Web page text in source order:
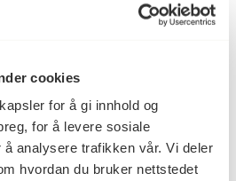
cookies
for å gi innhold og
for å levere sosiale
analysere trafikken vår. Vi deler
hvordan du bruker nettstedet